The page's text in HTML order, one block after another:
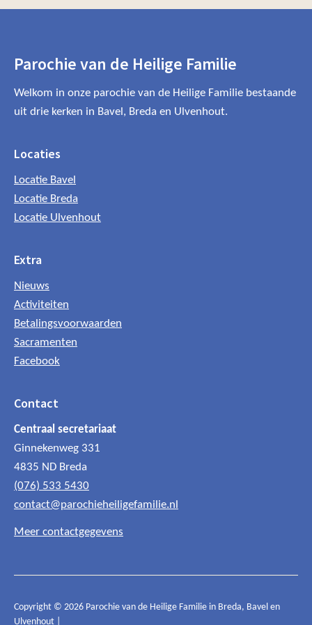
Parochie van de Heilige Familie
Welkom in onze parochie van de Heilige Familie bestaande
uit drie kerken in Bavel, Breda en Ulvenhout.
Locaties
Locatie Bavel
Locatie Breda
Locatie Ulvenhout
Extra
Nieuws
Activiteiten
Betalingsvoorwaarden
Sacramenten
Facebook
Contact
Centraal secretariaat
Ginnekenweg 331
4835 ND Breda
(076) 533 5430
contact@parochieheiligefamilie.nl
Meer contactgegevens
Copyright © 2026 Parochie van de Heilige Familie in Breda, Bavel en
Ulvenhout |